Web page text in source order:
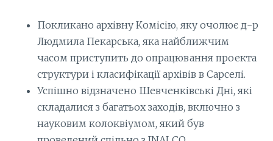
Покликано архівну Комісію, яку очолює д-р
Людмила Пекарська, яка найближчим
часом приступить до опрацювання проекта
структури і класифікації архівів в Сарселі.
Успішно відзначено Шевченківські Дні, які
складалися з багатьох заходів, включно з
науковим колоквіумом, який був